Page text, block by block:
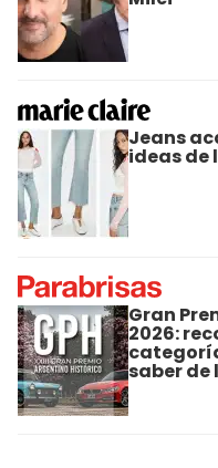
Jeans
ideas de
Gran
2026:
saber de